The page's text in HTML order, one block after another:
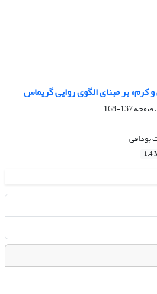
بر مبنای الگوی روایی گریماس
137-168
بوداقی
1.4